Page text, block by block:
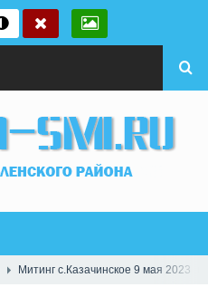
Митинг с.Казачинское 9 мая 2023